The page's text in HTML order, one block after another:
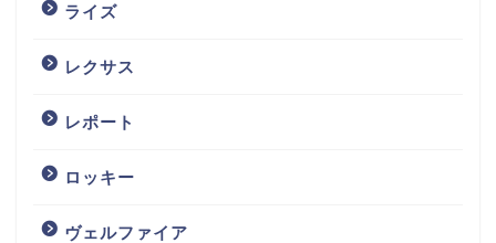
ライズ
レクサス
レポート
ロッキー
ヴェルファイア